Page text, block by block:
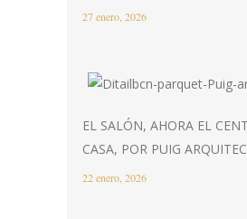
27 enero, 2026
EL SALÓN, AHORA EL
CASA, POR PUIG
22 enero, 2026